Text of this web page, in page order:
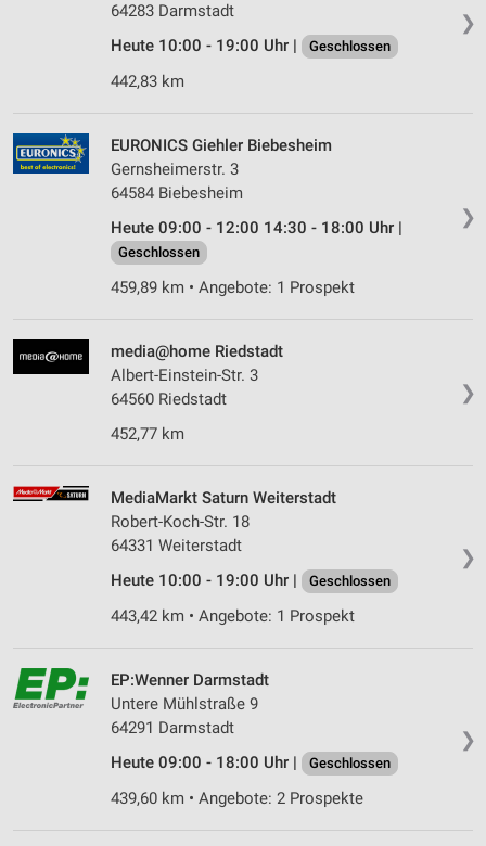
❯
64283 Darmstadt
Heute 10:00 - 19:00 Uhr |
Geschlossen
442,83 km
❯
EURONICS Giehler Biebesheim
Gernsheimerstr. 3
64584 Biebesheim
Heute 09:00 - 12:00 14:30 - 18:00 Uhr |
Geschlossen
459,89 km • Angebote: 1 Prospekt
❯
media@home Riedstadt
Albert-Einstein-Str. 3
64560 Riedstadt
452,77 km
❯
MediaMarkt Saturn Weiterstadt
Robert-Koch-Str. 18
64331 Weiterstadt
Heute 10:00 - 19:00 Uhr |
Geschlossen
443,42 km • Angebote: 1 Prospekt
❯
EP:Wenner Darmstadt
Untere Mühlstraße 9
64291 Darmstadt
Heute 09:00 - 18:00 Uhr |
Geschlossen
439,60 km • Angebote: 2 Prospekte